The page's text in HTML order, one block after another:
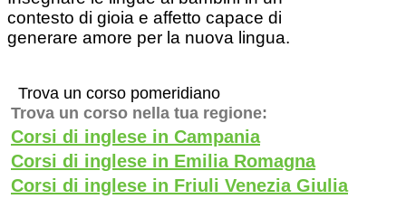
contesto di gioia e affetto capace di
generare amore per la nuova lingua.
Trova un corso pomeridiano
Trova un corso nella tua regione:
Corsi di inglese in Campania
Corsi di inglese in Emilia Romagna
Corsi di inglese in Friuli Venezia Giulia